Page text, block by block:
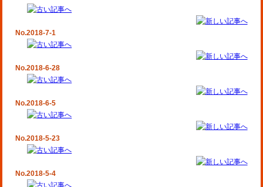
No.2018-7-1
No.2018-6-28
No.2018-6-5
No.2018-5-23
No.2018-5-4